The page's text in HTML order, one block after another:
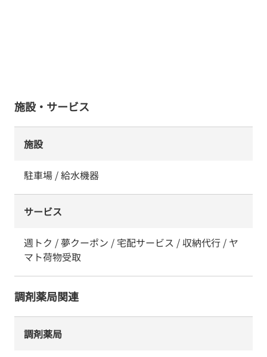
施設・サービス
施設
駐車場 / 給水機器
サービス
週トク / 夢クーポン / 宅配サービス / 収納代行 / ヤ
マト荷物受取
調剤薬局関連
調剤薬局